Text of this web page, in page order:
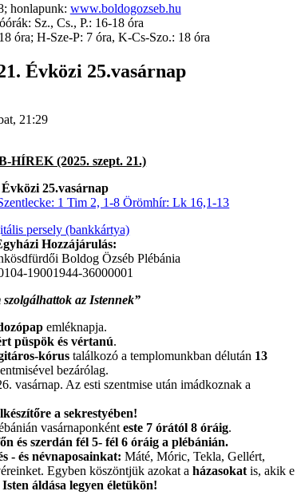
honlapunk: www.boldogozseb.hu
Sz., Cs., P.: 16-18 óra
óra; H-Sze-P: 7 óra, K-Cs-Szo.: 18 óra
Évközi 25.vasárnap
21:29
HÍREK (2025. szept. 21.)
Évközi 25.vasárnap
1 Tim 2, 1-8 Örömhír: Lk 16,1-13
persely (bankkártya)
Hozzájárulás:
Boldog Özséb Plébánia
19001944-36000001
szolgálhattok az Istennek”
emléknapja.
püspök és vértanú.
kórus találkozó a templomunkban délután 13
bezárólag.
vasárnap. Az esti szentmise után imádkoznak a
a sekrestyében!
vasárnaponkénteste 7 órától 8 óráig.
és szerdánfél 5- fél 6 óráig a plébánián.
- és névnaposainkat:Máté, Móric, Tekla, Gellért,
Egyben köszöntjük azokat aházasokat is, akik e
Isten áldása legyen életükön!